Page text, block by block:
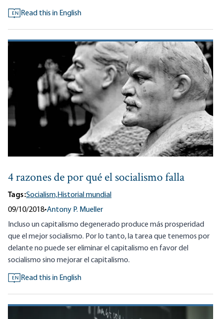
EN Read this in English
4 razones de por qué el socialismo falla
Tags:Socialism,Historial mundial
09/10/2018•Antony P. Mueller
Incluso un capitalismo degenerado produce más prosperidad
que el mejor socialismo. Por lo tanto, la tarea que tenemos por
delante no puede ser eliminar el capitalismo en favor del
socialismo sino mejorar el capitalismo.
EN Read this in English